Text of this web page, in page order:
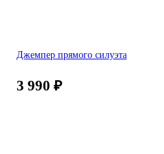
Джемпер прямого силуэта
3 990 ₽